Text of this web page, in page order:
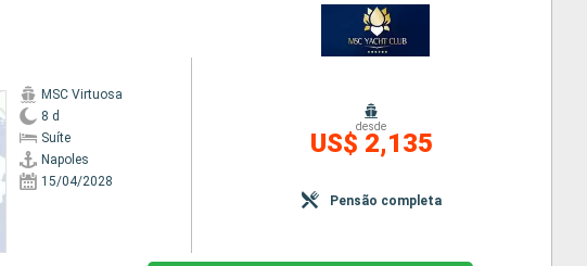
MSC Virtuosa
8 d
Suíte
Napoles
15/04/2028
desde
US$ 2,135
Pensão completa